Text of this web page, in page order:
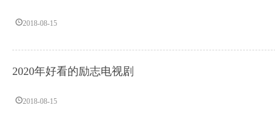
2018-08-15
2020年好看的励志电视剧
2018-08-15